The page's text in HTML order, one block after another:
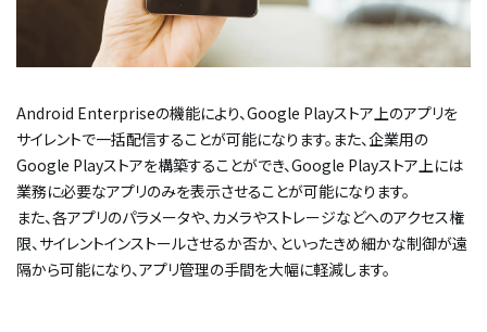
Android Enterpriseの機能により、Google Playストア上のアプリを
サイレントで一括配信することが可能になります。また、企業用の
Google Playストアを構築することができ、Google Playストア上には
業務に必要なアプリのみを表示させることが可能になります。
また、各アプリのパラメータや、カメラやストレージなどへのアクセス権
限、サイレントインストールさせるか否か、といったきめ細かな制御が遠
隔から可能になり、アプリ管理の手間を大幅に軽減します。